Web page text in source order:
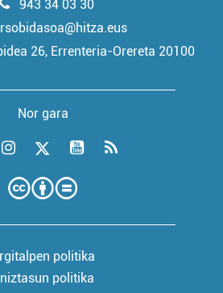
943 34 03 30
26, Errenteria-Orereta 20100
Nor gara
politika
politika